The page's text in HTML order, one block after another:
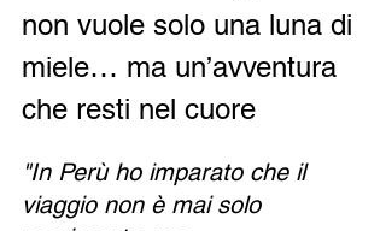
non vuole solo una luna di
miele… ma un’avventura
che resti nel cuore
"In Perù ho imparato che il
viaggio non è mai solo